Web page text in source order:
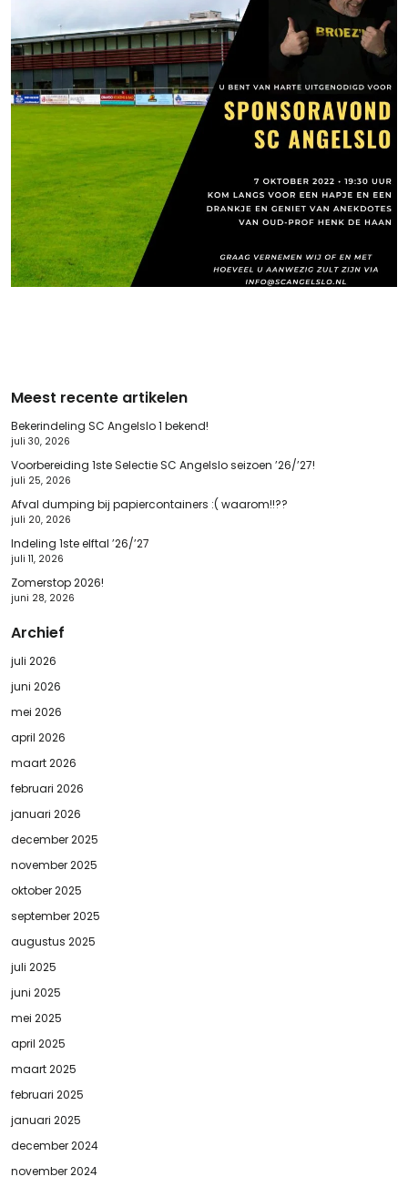
Meest recente artikelen
Bekerindeling SC Angelslo 1 bekend!
juli 30, 2026
Voorbereiding 1ste Selectie SC Angelslo seizoen ’26/’27!
juli 25, 2026
Afval dumping bij papiercontainers :( waarom!!??
juli 20, 2026
Indeling 1ste elftal ’26/’27
juli 11, 2026
Zomerstop 2026!
juni 28, 2026
Archief
juli 2026
juni 2026
mei 2026
april 2026
maart 2026
februari 2026
januari 2026
december 2025
november 2025
oktober 2025
september 2025
augustus 2025
juli 2025
juni 2025
mei 2025
april 2025
maart 2025
februari 2025
januari 2025
december 2024
november 2024